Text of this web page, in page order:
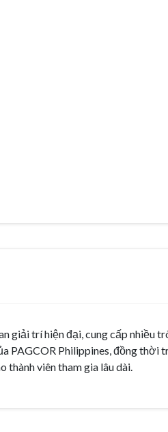
trí hiện đại, cung cấp nhiều
PAGCOR Philippines, đồng thời
thành viên tham gia lâu dài.